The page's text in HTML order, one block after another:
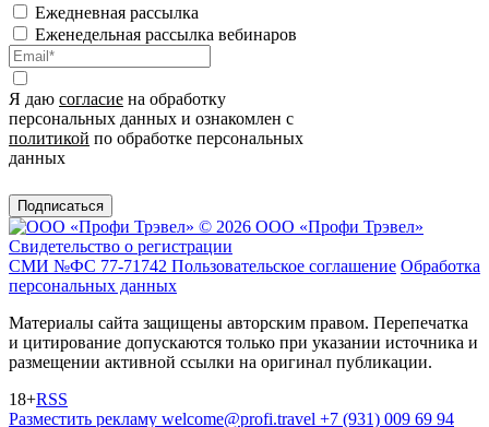
Ежедневная рассылка
Еженедельная рассылка вебинаров
Я даю согласие на обработку
персональных данных и ознакомлен с
политикой по обработке персональных
данных
Подписаться
© 2026 ООО «Профи Трэвeл»
Свидетельство о регистрации
СМИ №ФС 77-71742 Пользовательское соглашение Обработка
персональных данных
Материалы сайта защищены авторским правом. Перепечатка
и цитирование допускаются только при указании источника и
размещении активной ссылки на оригинал публикации.
18+RSS
Разместить рекламу welcome@profi.travel +7 (931) 009 69 94